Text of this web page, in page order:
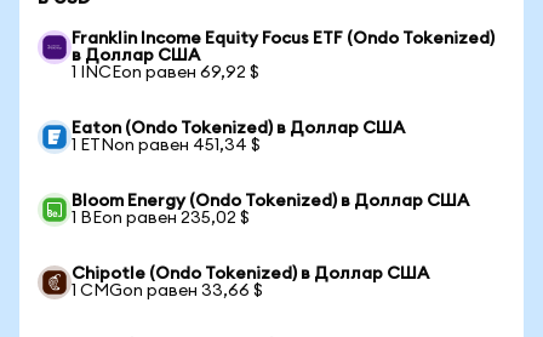
Franklin Income Equity Focus ETF (Ondo Tokenized)
в Доллар США
1 INCEon равен 69,92 $
Eaton (Ondo Tokenized) в Доллар США
1 ETNon равен 451,34 $
Bloom Energy (Ondo Tokenized) в Доллар США
1 BEon равен 235,02 $
Chipotle (Ondo Tokenized) в Доллар США
1 CMGon равен 33,66 $